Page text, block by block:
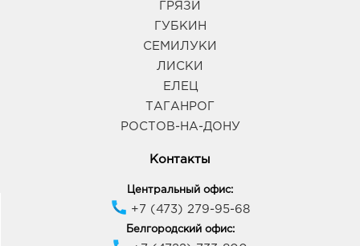
ГРЯЗИ
ГУБКИН
СЕМИЛУКИ
ЛИСКИ
ЕЛЕЦ
ТАГАНРОГ
РОСТОВ-НА-ДОНУ
Контакты
Центральный офис:
+7 (473) 279-95-68
Белгородский офис: